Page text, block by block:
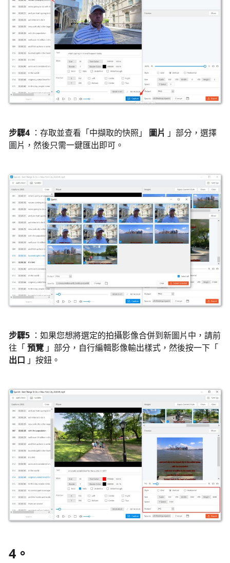
步驟4 ：存取並查看「中擷取的快照」 圖片 」部分，選擇
圖片，然後只需一鍵匯出即可。
步驟5 ：如果您想將選定的拍攝影像合併到新圖片中，請前
往「預覽 」部分，自行編輯影像輸出樣式，然後按一下「
出口 」按鈕。
4。